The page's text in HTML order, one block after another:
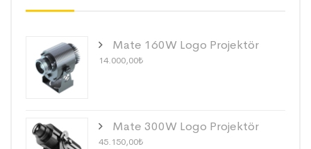
Mate 160W Logo Projektör
14.000,00₺
Mate 300W Logo Projektör
45.150,00₺